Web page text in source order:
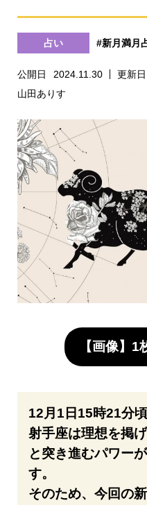
占い #新月満月
公開日 2024.11.30 更新日
山田ありす
【画像】1
12月1日15時21分
射手座は理想を掲
と突き進むパワー
す。
そのため、今回の